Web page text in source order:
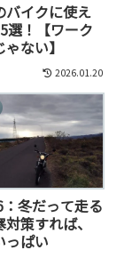
バイクに使え
選！【ワーク
ない】
2026.01.20
冬だって走る
策すれば、
っぱい